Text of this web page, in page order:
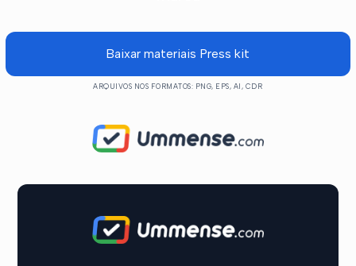
Baixar materiais Press kit
ARQUIVOS NOS FORMATOS: PNG, EPS, AI, CDR